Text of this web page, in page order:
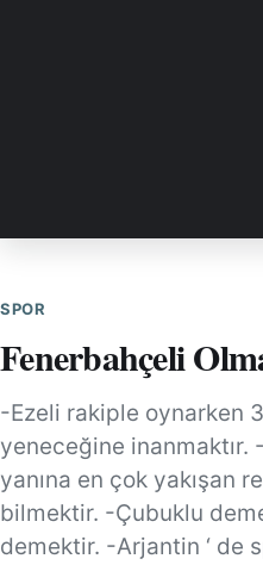
SPOR
Fenerbahçeli
-Ezeli rakiple oynarken
yeneceğine inanmaktır.
yanına en çok yakışan
bilmektir. -Çubuklu
demektir. -Arjantin ‘ de